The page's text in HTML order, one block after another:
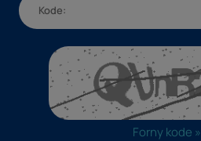
Forny kode »